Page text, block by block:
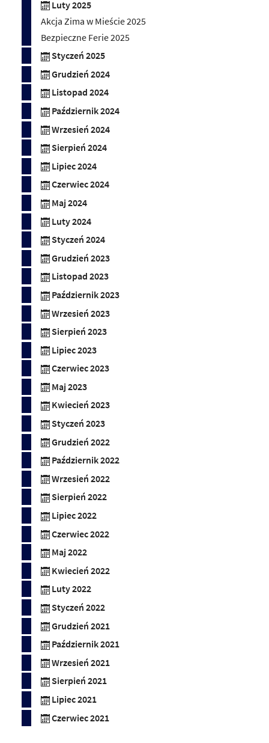
Luty 2025
Akcja Zima w Mieście 2025
Bezpieczne Ferie 2025
Styczeń 2025
Grudzień 2024
Listopad 2024
Październik 2024
Wrzesień 2024
Sierpień 2024
Lipiec 2024
Czerwiec 2024
Maj 2024
Luty 2024
Styczeń 2024
Grudzień 2023
Listopad 2023
Październik 2023
Wrzesień 2023
Sierpień 2023
Lipiec 2023
Czerwiec 2023
Maj 2023
Kwiecień 2023
Styczeń 2023
Grudzień 2022
Październik 2022
Wrzesień 2022
Sierpień 2022
Lipiec 2022
Czerwiec 2022
Maj 2022
Kwiecień 2022
Luty 2022
Styczeń 2022
Grudzień 2021
Październik 2021
Wrzesień 2021
Sierpień 2021
Lipiec 2021
Czerwiec 2021